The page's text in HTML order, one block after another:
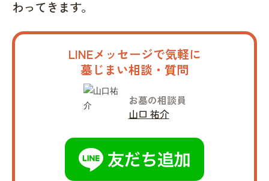
わってきます。
LINEメッセージで気軽に
墓じまい相談・質問
お墓の相談員
山口 祐介